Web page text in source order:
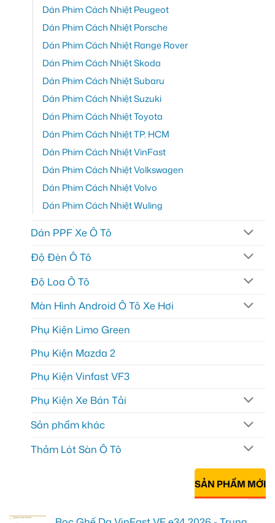
Dán Phim Cách Nhiệt Peugeot
Dán Phim Cách Nhiệt Porsche
Dán Phim Cách Nhiệt Range Rover
Dán Phim Cách Nhiệt Skoda
Dán Phim Cách Nhiệt Subaru
Dán Phim Cách Nhiệt Suzuki
Dán Phim Cách Nhiệt Toyota
Dán Phim Cách Nhiệt TP. HCM
Dán Phim Cách Nhiệt VinFast
Dán Phim Cách Nhiệt Volkswagen
Dán Phim Cách Nhiệt Volvo
Dán Phim Cách Nhiệt Wuling
Dán PPF Xe Ô Tô
Độ Đèn Ô Tô
Độ Loa Ô Tô
Màn Hình Android Ô Tô Xe Hơi
Phụ Kiện Limo Green
Phụ Kiện Mazda 2
Phụ Kiện Vinfast VF3
Phụ Kiện Xe Bán Tải
Sản phẩm khác
Thảm Lót Sàn Ô Tô
SẢN PHẨM MỚI